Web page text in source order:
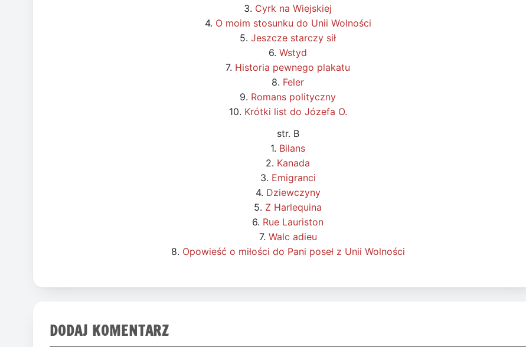
3. Cyrk na Wiejskiej
4. O moim stosunku do Unii Wolności
5.Jeszcze starczy sił
6.Wstyd
7. Historia pewnego plakatu
8. Feler
9. Romans polityczny
10. Krótki list do Józefa O.
str. B
1. Bilans
2. Kanada
3. Emigranci
4. Dziewczyny
5. Z Harlequina
6. Rue Lauriston
7. Walc adieu
8. Opowieść o miłości do Pani poseł z Unii Wolności
DODAJ KOMENTARZ